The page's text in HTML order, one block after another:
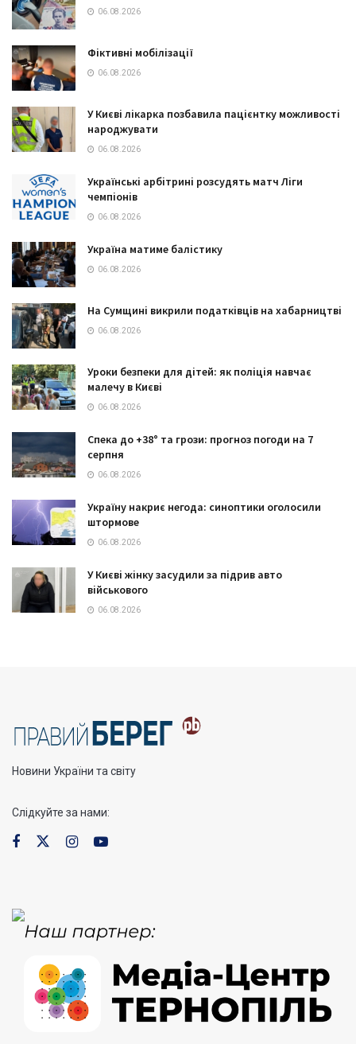
06.08.2026
Фіктивні мобілізації
06.08.2026
У Києві лікарка позбавила пацієнтку можливості
народжувати
06.08.2026
Українські арбітрині розсудять матч Ліги
чемпіонів
06.08.2026
Україна матиме балістику
06.08.2026
На Сумщині викрили податківців на хабарництві
06.08.2026
Уроки безпеки для дітей: як поліція навчає
малечу в Києві
06.08.2026
Спека до +38° та грози: прогноз погоди на 7
серпня
06.08.2026
Україну накриє негода: синоптики оголосили
штормове
06.08.2026
У Києві жінку засудили за підрив авто
військового
06.08.2026
Новини України та світу
Слідкуйте за нами: